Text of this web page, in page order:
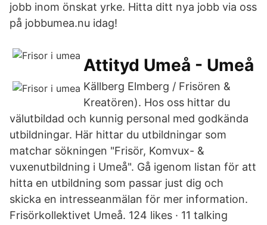
jobb inom önskat yrke. Hitta ditt nya jobb via oss
på jobbumea.nu idag!
Attityd Umeå - Umeå
Källberg Elmberg / Frisören &
Kreatören). Hos oss hittar du
välutbildad och kunnig personal med godkända
utbildningar. Här hittar du utbildningar som
matchar sökningen "Frisör, Komvux- &
vuxenutbildning i Umeå". Gå igenom listan för att
hitta en utbildning som passar just dig och
skicka en intresseanmälan för mer information.
Frisörkollektivet Umeå. 124 likes · 11 talking